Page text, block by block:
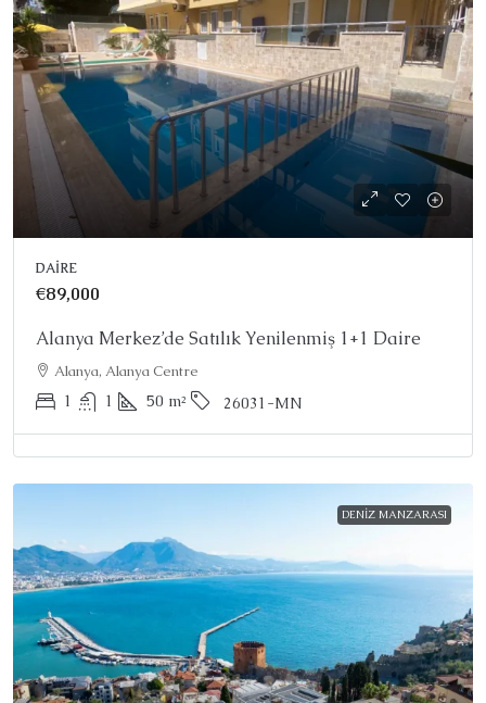
DAIRE
€89,000
Alanya Merkez’de Satılık Yenilenmiş 1+1 Daire
Alanya, Alanya Centre
1 1 50 m² 26031-MN
DENIZ MANZARASI